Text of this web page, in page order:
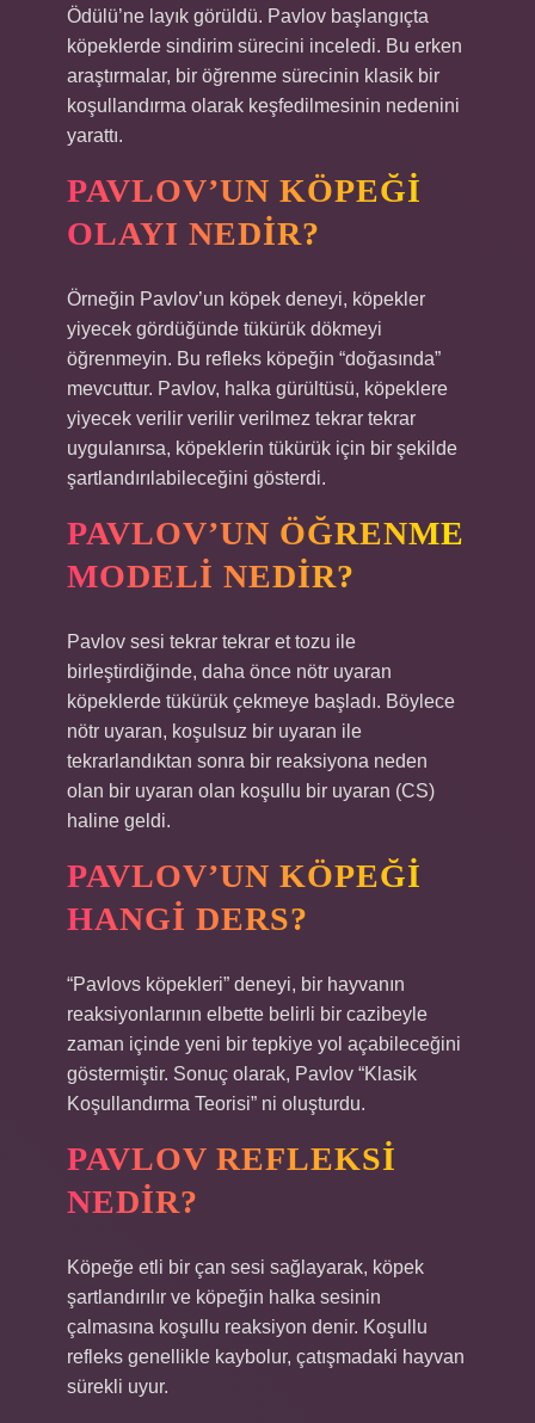
Ödülü’ne layık görüldü. Pavlov başlangıçta
köpeklerde sindirim sürecini inceledi. Bu erken
araştırmalar, bir öğrenme sürecinin klasik bir
koşullandırma olarak keşfedilmesinin nedenini
yarattı.
PAVLOV’UN KÖPEĞI
OLAYI NEDIR?
Örneğin Pavlov’un köpek deneyi, köpekler
yiyecek gördüğünde tükürük dökmeyi
öğrenmeyin. Bu refleks köpeğin “doğasında”
mevcuttur. Pavlov, halka gürültüsü, köpeklere
yiyecek verilir verilir verilmez tekrar tekrar
uygulanırsa, köpeklerin tükürük için bir şekilde
şartlandırılabileceğini gösterdi.
PAVLOV’UN ÖĞRENME
MODELI NEDIR?
Pavlov sesi tekrar tekrar et tozu ile
birleştirdiğinde, daha önce nötr uyaran
köpeklerde tükürük çekmeye başladı. Böylece
nötr uyaran, koşulsuz bir uyaran ile
tekrarlandıktan sonra bir reaksiyona neden
olan bir uyaran olan koşullu bir uyaran (CS)
haline geldi.
PAVLOV’UN KÖPEĞI
HANGI DERS?
“Pavlovs köpekleri” deneyi, bir hayvanın
reaksiyonlarının elbette belirli bir cazibeyle
zaman içinde yeni bir tepkiye yol açabileceğini
göstermiştir. Sonuç olarak, Pavlov “Klasik
Koşullandırma Teorisi” ni oluşturdu.
PAVLOV REFLEKSI
NEDIR?
Köpeğe etli bir çan sesi sağlayarak, köpek
şartlandırılır ve köpeğin halka sesinin
çalmasına koşullu reaksiyon denir. Koşullu
refleks genellikle kaybolur, çatışmadaki hayvan
sürekli uyur.